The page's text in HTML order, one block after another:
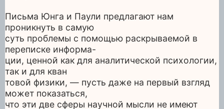
Письма Юнга и Паули предлагают нам
проникнуть в самую
суть проблемы с помощью раскрываемой в
переписке информа-
ции, ценной как для аналитической психологии,
так и для кван
товой физики, — пусть даже на первый взгляд
может показаться,
что эти две сферы научной мысли не имеют